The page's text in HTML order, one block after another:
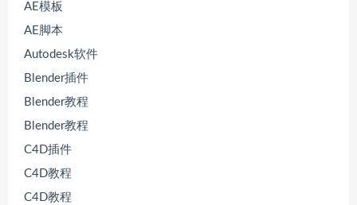
AE模板
AE脚本
Autodesk软件
Blender插件
Blender教程
Blender教程
C4D插件
C4D教程
C4D教程